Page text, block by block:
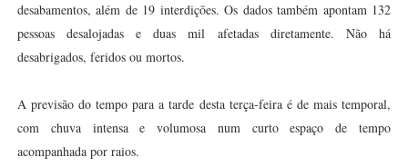
desabamentos, além de 19 interdições. Os dados também apontam 132
pessoas desalojadas e duas mil afetadas diretamente. Não há
desabrigados, feridos ou mortos.
A previsão do tempo para a tarde desta terça-feira é de mais temporal,
com chuva intensa e volumosa num curto espaço de tempo
acompanhada por raios.